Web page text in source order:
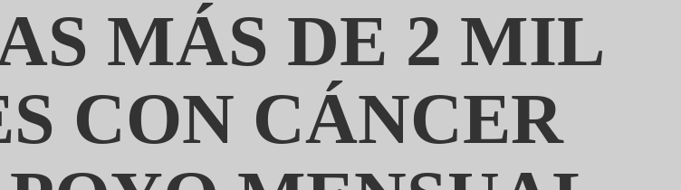
MÁS DE 2 MIL
CON CÁNCER